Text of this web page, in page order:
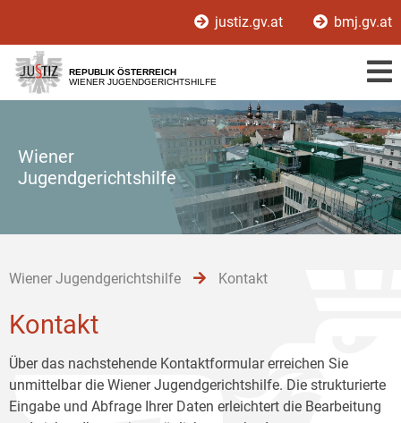
[1]
[2]
[3]
justiz.gv.at bmj.gv.at
REPUBLIK ÖSTERREICH
WIENER JUGENDGERICHTSHILFE
Wiener
Jugendgerichtshilfe
Wiener Jugendgerichtshilfe Kontakt
Kontakt
Über das nachstehende Kontaktformular erreichen Sie
unmittelbar die Wiener Jugendgerichtshilfe. Die strukturierte
Eingabe und Abfrage Ihrer Daten erleichtert die Bearbeitung